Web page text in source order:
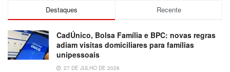
Destaques Recente
CadÚnico, Bolsa Família e BPC: novas regras
adiam visitas domiciliares para famílias
unipessoais
27 DE JULHO DE 2026